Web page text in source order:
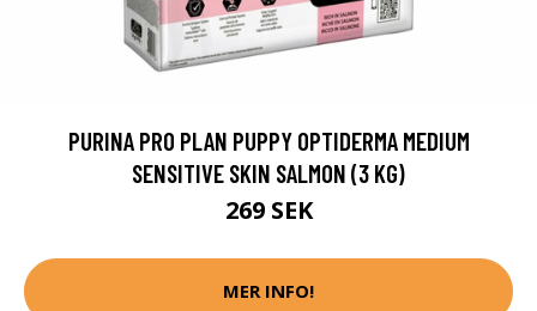
PURINA PRO PLAN PUPPY OPTIDERMA MEDIUM
SENSITIVE SKIN SALMON (3 KG)
269 SEK
MER INFO!